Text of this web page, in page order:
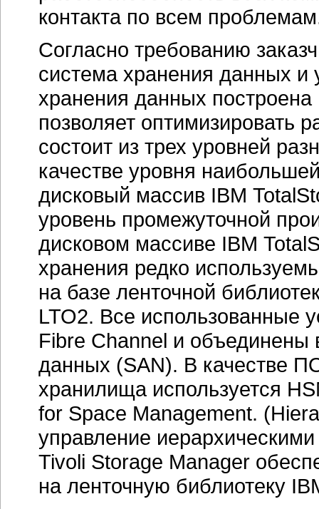
контакта по всем
Согласно требованию
система хранения данных
хранения данных
позволяет оптимизировать
состоит из трех уровней
качестве уровня
дисковый массив IBM
уровень промежуточной
дисковом массиве IBM
хранения редко
на базе ленточной
LTO2. Все использованные
Fibre Channel и объединены
данных (SAN). В качестве
хранилища используется
for Space Management.
управление
Tivoli Storage Manager
на ленточную библиотеку